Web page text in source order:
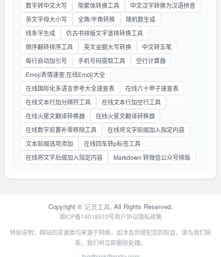
数字转中文大写
简繁体转换工具
中文汉字转换为汉语拼音
英文字母大小写
全角/半角转换
随机数生成
线条字生成
仿古书排版文字竖排转换工具
倒序翻转排序工具
英文金额大写转换
中文转五笔
每行自动加引号
手机号码提取工具
空行计算器
Emoji表情速查,在线Emoji大全
在线国际化多语言参考大全速查表
在线六十甲子速查表
在线文本行加分隔符工具
在线文本行加空行工具
在线火星文翻译转换器
在线火星文翻译转换器
在线数字前置补零移除工具
在线将文字前缀加入指定内容
文本前缀选项添加
在线回车转p标签工具
在线将文字后缀加入指定内容
Markdown 转微信公众号排版
Copyright © 记灵工具. All Rights Reserved.
湘ICP备14018510号用户协议隐私政策
特别说明：网站的资源类均来源于网络，如涉及到侵犯您的权益，请与我们联
系，我们将立即删除处理。